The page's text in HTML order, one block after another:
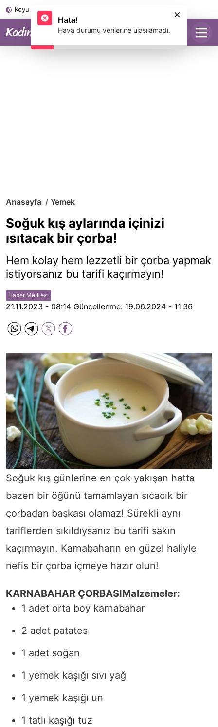
Koyu Mod
Anasayfa Yemek
Soğuk kış aylarında içinizi
ısıtacak bir çorba!
Hem kolay hem lezzetli bir çorba yapmak
istiyorsanız bu tarifi kaçırmayın!
Haber Merkezi
21.11.2023 - 08:14 Güncellenme: 19.06.2024 - 11:36
Soğuk kış günlerine en çok yakışan hatta
bazen bir öğünü tamamlayan sıcacık bir
çorbadan başkası olamaz! Sürekli aynı
tariflerden sıkıldıysanız bu tarifi sakın
kaçırmayın. Karnabaharın en güzel haliyle
nefis bir çorba içmeye hazır olun!
KARNABAHAR ÇORBASIMalzemeler:
1 adet orta boy karnabahar
2 adet patates
1 adet soğan
1 yemek kaşığı sıvı yağ
1 yemek kaşığı un
1 tatlı kaşığı tuz